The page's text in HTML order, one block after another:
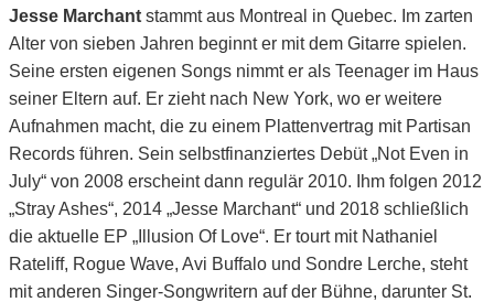
Jesse Marchant stammt aus Montreal in Quebec. Im zarten
Alter von sieben Jahren beginnt er mit dem Gitarre spielen.
Seine ersten eigenen Songs nimmt er als Teenager im Haus
seiner Eltern auf. Er zieht nach New York, wo er weitere
Aufnahmen macht, die zu einem Plattenvertrag mit Partisan
Records führen. Sein selbstfinanziertes Debüt „Not Even in
July“ von 2008 erscheint dann regulär 2010. Ihm folgen 2012
„Stray Ashes“, 2014 „Jesse Marchant“ und 2018 schließlich
die aktuelle EP „Illusion Of Love“. Er tourt mit Nathaniel
Rateliff, Rogue Wave, Avi Buffalo und Sondre Lerche, steht
mit anderen Singer-Songwritern auf der Bühne, darunter St.